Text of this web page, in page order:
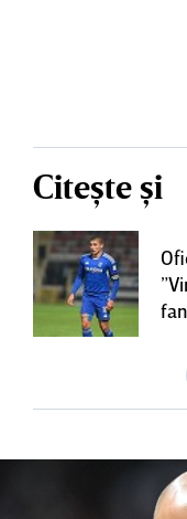
Citește și